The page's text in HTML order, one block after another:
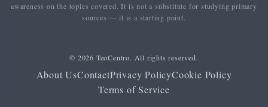
awareness on the topics covered. It is not a substitute for studying primary
sources — it is a starting point.
© 2026 TeoCentro. All rights reserved.
About UsContactPrivacy PolicyCookie Policy
Terms of Service